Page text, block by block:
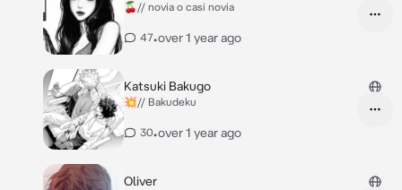
🍒// novia o casi novia
47•over 1 year ago
Katsuki Bakugo
💥// Bakudeku
30•over 1 year ago
Oliver